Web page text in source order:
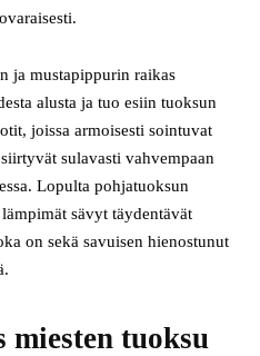
ja mustapippurin raikas
alusta ja tuo esiin tuoksun
joissa armoisesti sointuvat
sulavasti vahvempaan
Lopulta pohjatuoksun
sävyt täydentävät
on sekä savuisen hienostunut
miesten tuoksu